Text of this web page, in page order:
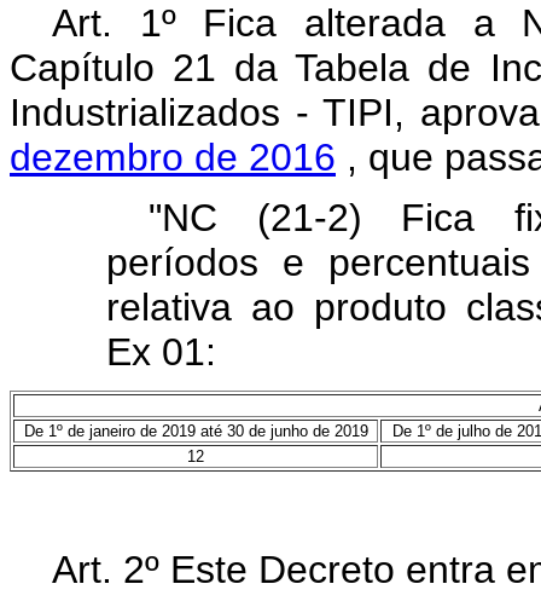
Art. 1º Fica alterada a
Capítulo 21 da Tabela de
Industrializados - TIPI,
dezembro de 2016 , que
"NC (21-2) Fica
períodos e
relativa ao produto
Ex 01:
De 1º de janeiro de 2019 até 30 de junho de 2019
De 1º de julho de
12
Art. 2º Este Decreto entra